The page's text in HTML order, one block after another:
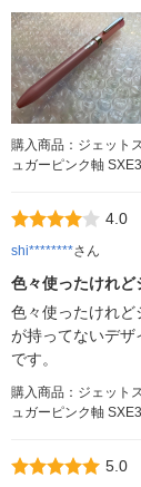
購入商品：ジェット
ュガーピンク軸
4.0
shi********さん
色々使ったけれ
色々使ったけれど
が持ってないデザ
です。
購入商品：ジェット
ュガーピンク軸
5.0